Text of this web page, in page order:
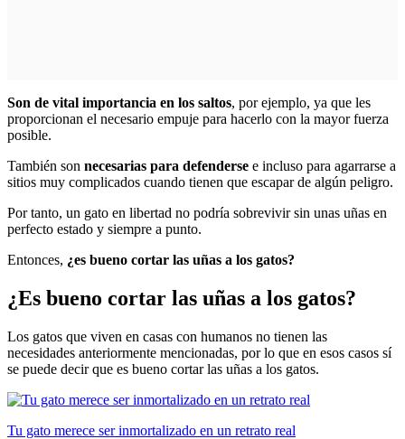
Son de vital importancia en los saltos, por ejemplo, ya que les
proporcionan el necesario empuje para hacerlo con la mayor fuerza
posible.
También son necesarias para defenderse e incluso para agarrarse a
sitios muy complicados cuando tienen que escapar de algún peligro.
Por tanto, un gato en libertad no podría sobrevivir sin unas uñas en
perfecto estado y siempre a punto.
Entonces, ¿es bueno cortar las uñas a los gatos?
¿Es bueno cortar las uñas a los gatos?
Los gatos que viven en casas con humanos no tienen las
necesidades anteriormente mencionadas, por lo que en esos casos sí
se puede decir que es bueno cortar las uñas a los gatos.
Tu gato merece ser inmortalizado en un retrato real